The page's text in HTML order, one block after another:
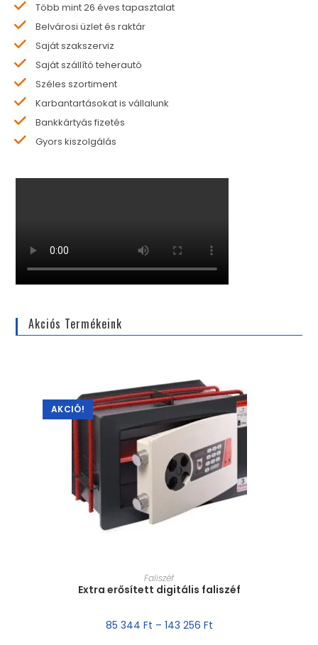
Több mint 26 éves tapasztalat
Belvárosi üzlet és raktár
Saját szakszerviz
Saját szállító teherautó
Széles szortiment
Karbantartásokat is vállalunk
Bankkártyás fizetés
Gyors kiszolgálás
Akciós Termékeink
AKCIÓ!
MÉRET VÁLASZTÁSA
Faliszéf
Extra erősített digitális faliszéf
85 344 Ft – 143 256 Ft